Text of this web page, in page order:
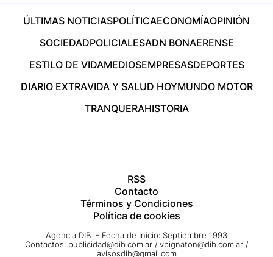
ÚLTIMAS NOTICIASPOLÍTICAECONOMÍAOPINIÓN
SOCIEDADPOLICIALESADN BONAERENSE
ESTILO DE VIDAMEDIOSEMPRESASDEPORTES
DIARIO EXTRAVIDA Y SALUD HOYMUNDO MOTOR
TRANQUERAHISTORIA
RSS
Contacto
Términos y Condiciones
Política de cookies
Agencia DIB - Fecha de Inicio: Septiembre 1993
Contactos: publicidad@dib.com.ar / vpignaton@dib.com.ar /
avisosdib@gmail.com